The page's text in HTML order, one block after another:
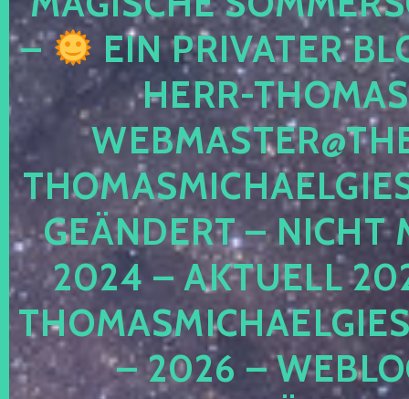
–
EIN PRIVATER
HERR-
GEÄNDERT – NICHT
2024 – AKTUELL
– 2026 –